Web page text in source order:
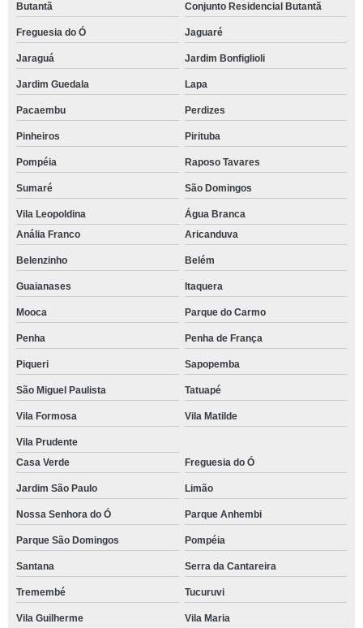
Butantã Conjunto Residencial Butantã
Freguesia do Ó Jaguaré
Jaraguá Jardim Bonfiglioli
Jardim Guedala Lapa
Pacaembu Perdizes
Pinheiros Pirituba
Pompéia Raposo Tavares
Sumaré São Domingos
Vila Leopoldina
Água Branca
Anália Franco
Aricanduva
Belenzinho Belém
Guaianases Itaquera
Mooca Parque do Carmo
Penha Penha de França
Piqueri Sapopemba
São Miguel Paulista Tatuapé
Vila Formosa Vila Matilde
Vila Prudente
Casa Verde
Freguesia do Ó
Jardim São Paulo Limão
Nossa Senhora do Ó Parque Anhembi
Parque São Domingos Pompéia
Santana Serra da Cantareira
Tremembé Tucuruvi
Vila Guilherme Vila Maria